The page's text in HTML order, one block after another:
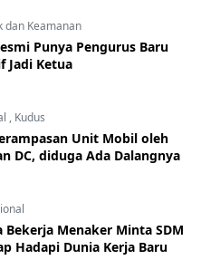
dan Keamanan
Punya Pengurus Baru
Jadi Ketua
, Kudus
Unit Mobil oleh
DC, diduga Ada Dalangnya
Bekerja Menaker Minta SDM
Hadapi Dunia Kerja Baru